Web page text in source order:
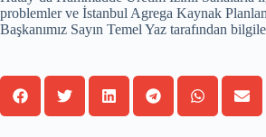
problemler ve İstanbul Agrega Kaynak
Başkanımız Sayın Temel Yaz tarafından